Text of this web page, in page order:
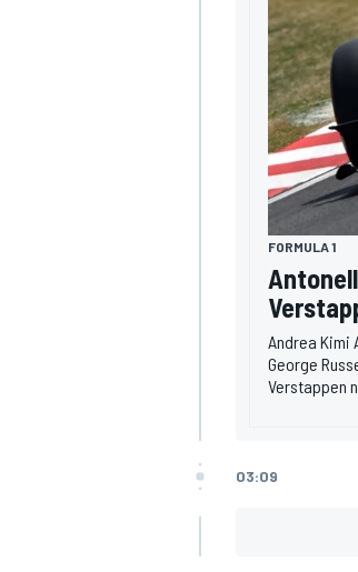
FORMULA 1
Andrea Kimi
George
Verstappen
03:09